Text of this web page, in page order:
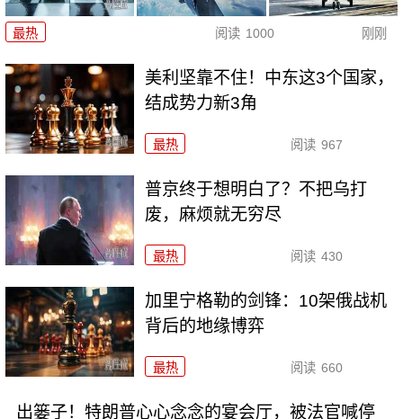
最热 阅读 1000 刚刚
美利坚靠不住！中东这3个国家，
结成势力新3角
最热 阅读 967
普京终于想明白了？不把乌打
废，麻烦就无穷尽
最热 阅读 430
加里宁格勒的剑锋：10架俄战机
背后的地缘博弈
最热 阅读 660
出篓子！特朗普心心念念的宴会厅，被法官喊停